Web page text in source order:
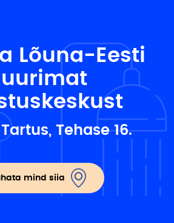
Lõuna-Eesti
Tehase 16.
mind siia